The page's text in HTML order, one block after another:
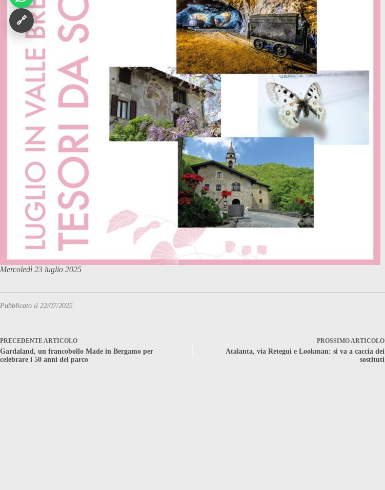
Mercoledì 23 luglio 2025
Pubblicato il 22/07/2025
🔗
PRECEDENTEARTICOLO
Gardaland, un francobollo Made in Bergamo per
celebrare i 50 anni del parco
PROSSIMOARTICOLO
Atalanta, via Retegui e Lookman: si va a caccia dei
sostituti